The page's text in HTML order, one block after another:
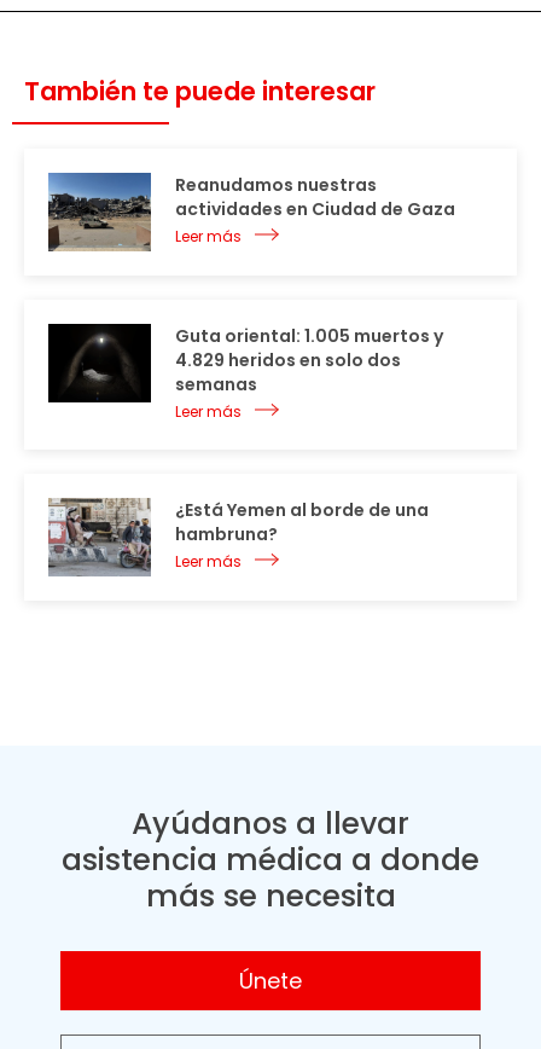
También te puede interesar
Reanudamos nuestras
actividades en Ciudad de Gaza
Leer más
Guta oriental: 1.005 muertos y
4.829 heridos en solo dos
semanas
Leer más
¿Está Yemen al borde de una
hambruna?
Leer más
Ayúdanos a llevar
asistencia médica a donde
más se necesita
Únete